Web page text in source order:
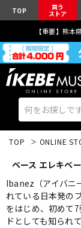
TOP 買う
ストア
【重要】熊
エレキ
TOP ONLINE
ベース エレキベ
Ibanez（アイバニ
れている日本発の
をはじめ、初めて
ドとしても知られ